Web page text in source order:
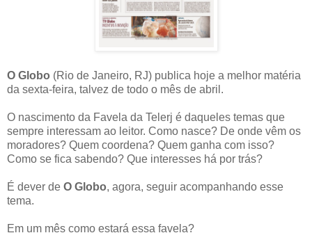
O Globo (Rio de Janeiro, RJ) publica hoje a melhor matéria
da sexta-feira, talvez de todo o mês de abril.
O nascimento da Favela da Telerj é daqueles temas que
sempre interessam ao leitor. Como nasce? De onde vêm os
moradores? Quem coordena? Quem ganha com isso?
Como se fica sabendo? Que interesses há por trás?
É dever de O Globo, agora, seguir acompanhando esse
tema.
Em um mês como estará essa favela?